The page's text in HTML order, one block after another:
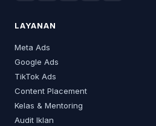
LAYANAN
Meta Ads
Google Ads
TikTok Ads
Content Placement
Kelas & Mentoring
Audit Iklan